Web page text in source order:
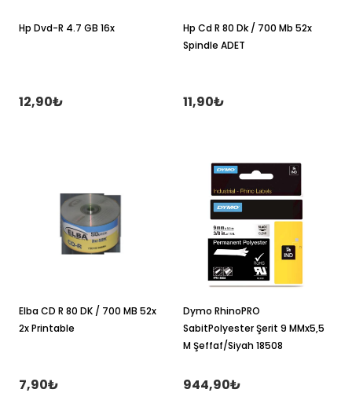
Hp Dvd-R 4.7 GB 16x
12,90₺
Hp Cd R 80 Dk / 700 Mb 52x
Spindle ADET
11,90₺
Elba CD R 80 DK / 700 MB 52x
2x Printable
7,90₺
Dymo RhinoPRO
SabitPolyester Şerit 9 MMx5,5
M Şeffaf/Siyah 18508
944,90₺